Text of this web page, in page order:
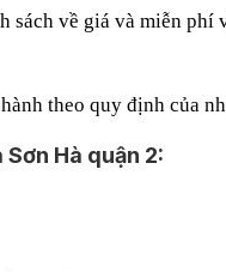
sách về giá và miễn phí
theo quy định của
Hà quận 2: